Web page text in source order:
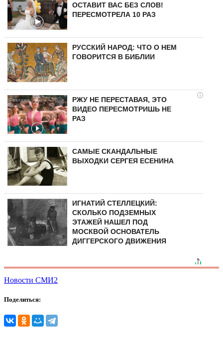
ОСТАВИТ ВАС БЕЗ СЛОВ!
ПЕРЕСМОТРЕЛА 10 РАЗ
РУССКИЙ НАРОД: ЧТО О НЕМ
ГОВОРИТСЯ В БИБЛИИ
i
РЖУ НЕ ПЕРЕСТАВАЯ, ЭТО
ВИДЕО ПЕРЕСМОТРИШЬ НЕ
РАЗ
САМЫЕ СКАНДАЛЬНЫЕ
ВЫХОДКИ СЕРГЕЯ ЕСЕНИНА
ИГНАТИЙ СТЕЛЛЕЦКИЙ:
СКОЛЬКО ПОДЗЕМНЫХ
ЭТАЖЕЙ НАШЕЛ ПОД
МОСКВОЙ ОСНОВАТЕЛЬ
ДИГГЕРСКОГО ДВИЖЕНИЯ
Новости СМИ2
Поделиться: